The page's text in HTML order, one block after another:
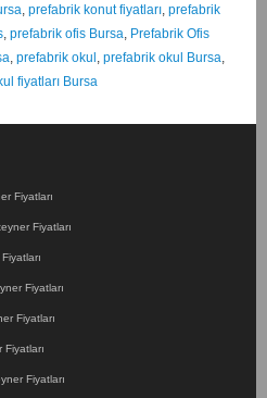
, prefabrik konut fiyatları, prefabrik
, prefabrik ofis Bursa, Prefabrik Ofis
, prefabrik okul , prefabrik okul Bursa,
fiyatları Bursa
Fiyatları
Fiyatları
Fiyatları
Fiyatları
Fiyatları